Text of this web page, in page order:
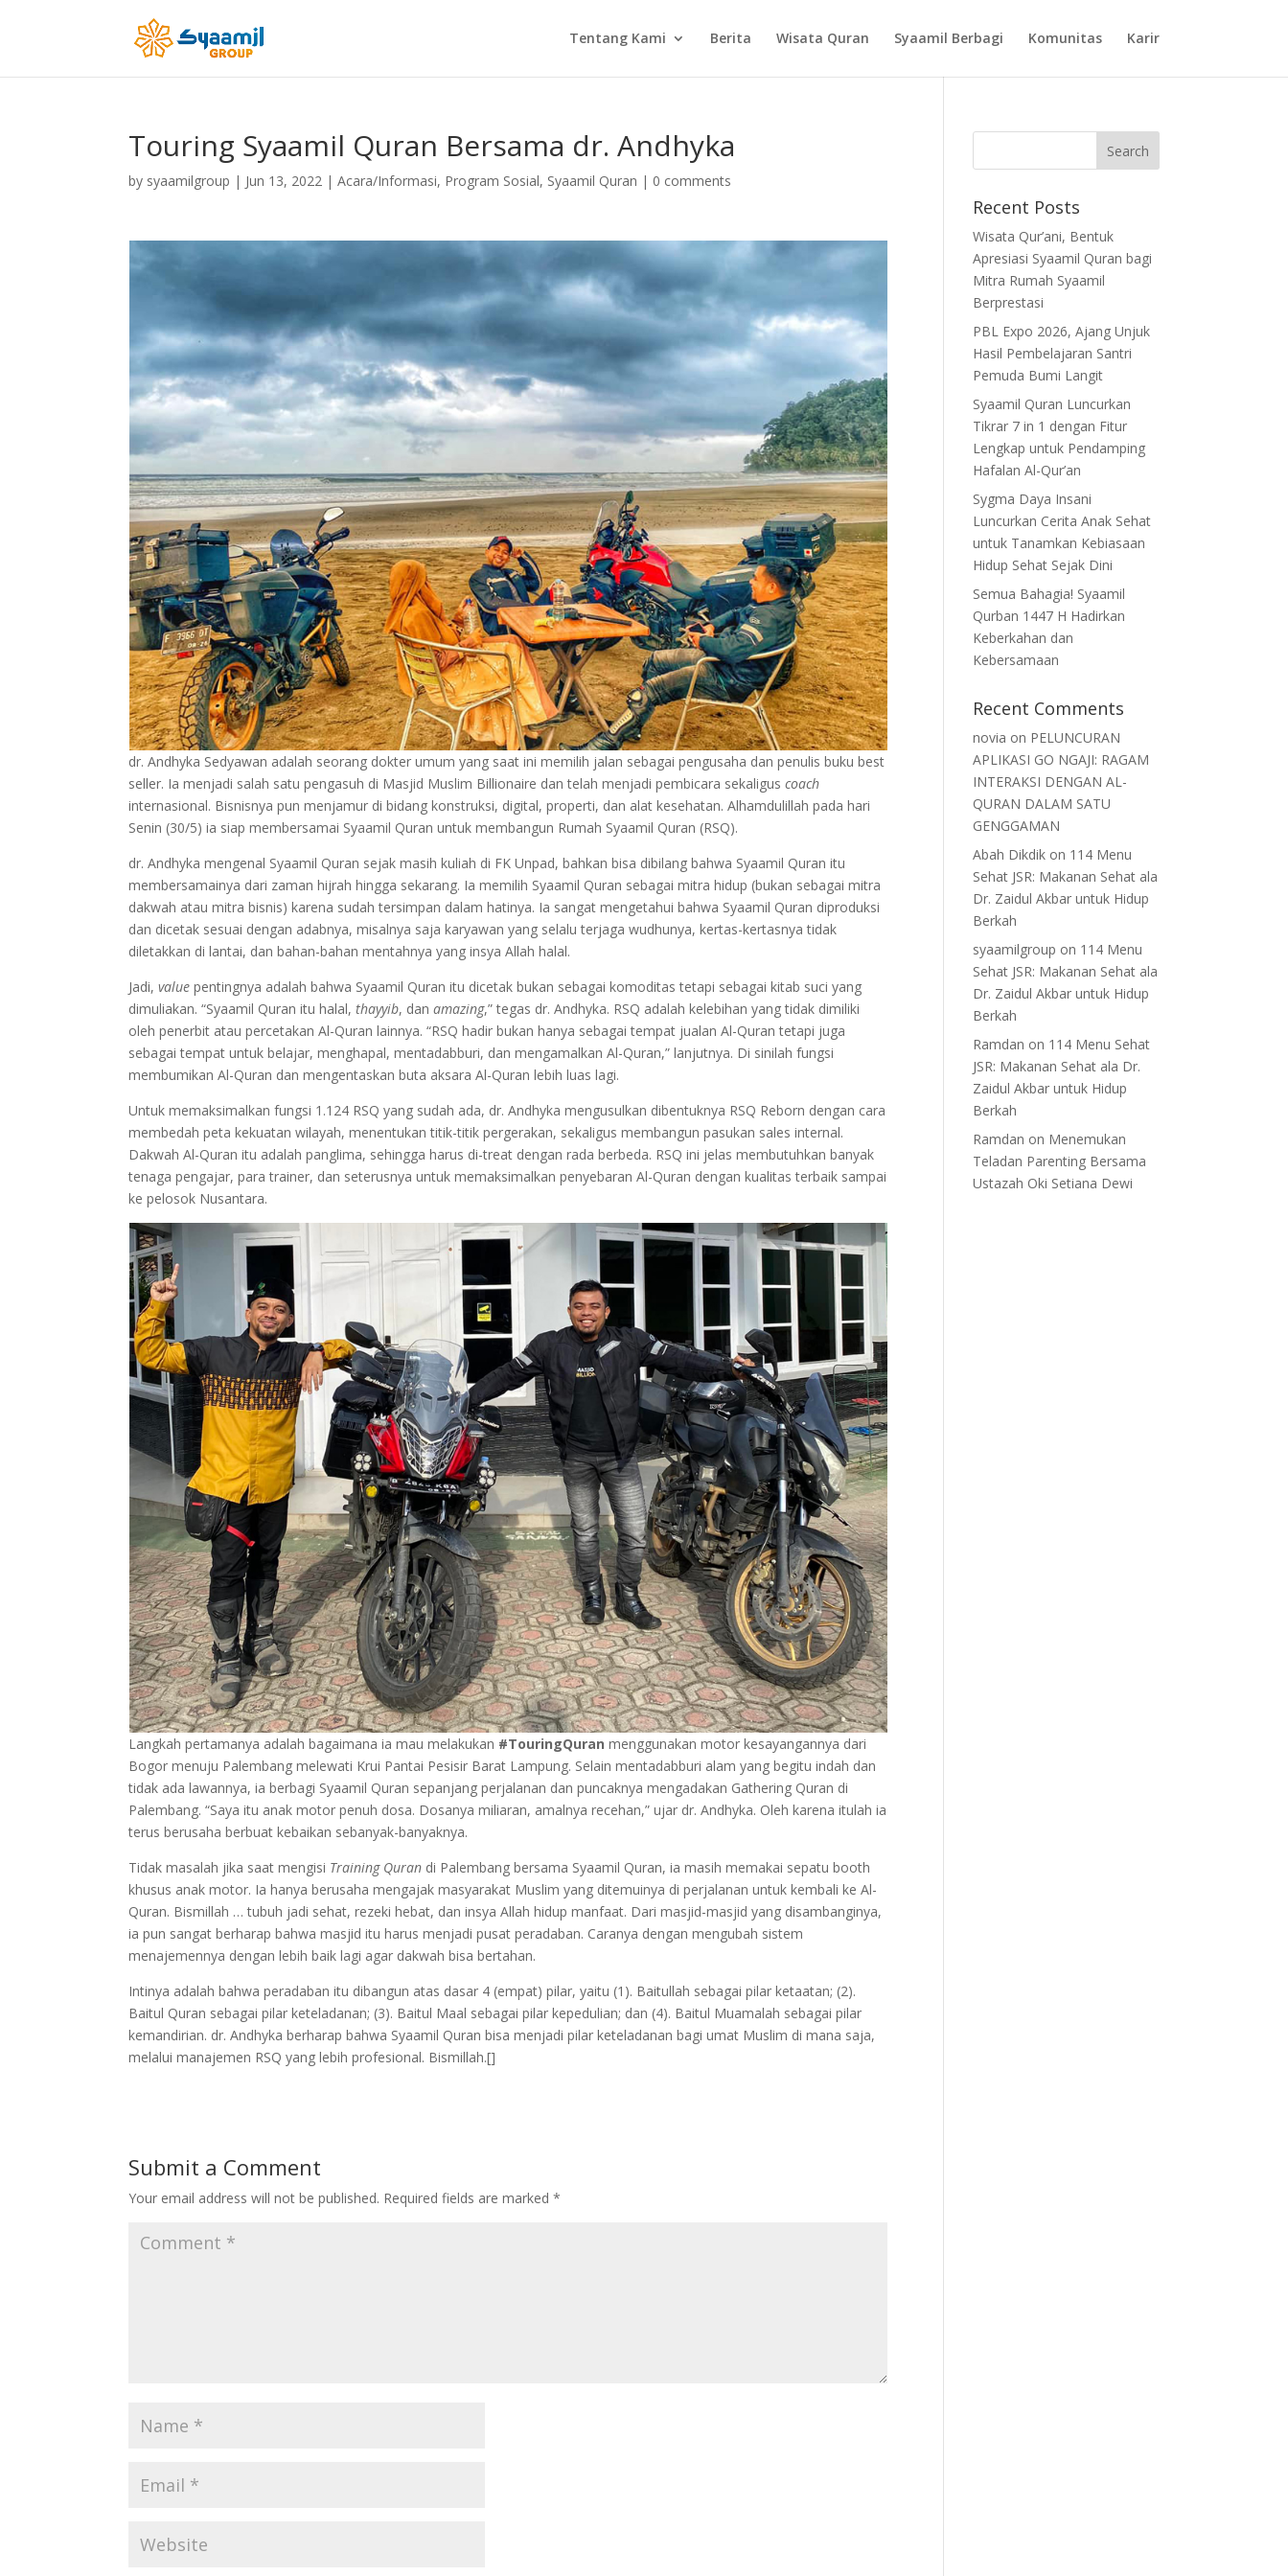
Tentang Kami Berita Wisata Quran Syaamil Berbagi Komunitas Karir
Touring Syaamil Quran Bersama dr. Andhyka
by syaamilgroup | Jun 13, 2022 |Acara/Informasi, Program Sosial, Syaamil Quran | 0 comments
dr. Andhyka Sedyawan adalah seorang dokter umum yang saat ini memilih jalan sebagai pengusaha dan penulis buku best
seller. Ia menjadi salah satu pengasuh di Masjid Muslim Billionaire dan telah menjadi pembicara sekaliguscoach
internasional. Bisnisnya pun menjamur di bidang konstruksi, digital, properti, dan alat kesehatan. Alhamdulillah pada hari
Senin (30/5) ia siap membersamai Syaamil Quran untuk membangun Rumah Syaamil Quran (RSQ).
dr. Andhyka mengenal Syaamil Quran sejak masih kuliah di FK Unpad, bahkan bisa dibilang bahwa Syaamil Quran itu
membersamainya dari zaman hijrah hingga sekarang. Ia memilih Syaamil Quran sebagai mitra hidup (bukan sebagai mitra
dakwah atau mitra bisnis) karena sudah tersimpan dalam hatinya. Ia sangat mengetahui bahwa Syaamil Quran diproduksi
dan dicetak sesuai dengan adabnya, misalnya saja karyawan yang selalu terjaga wudhunya, kertas-kertasnya tidak
diletakkan di lantai, dan bahan-bahan mentahnya yang insya Allah halal.
Jadi,value pentingnya adalah bahwa Syaamil Quran itu dicetak bukan sebagai komoditas tetapi sebagai kitab suci yang
dimuliakan. “Syaamil Quran itu halal,thayyib, danamazing,” tegas dr. Andhyka. RSQ adalah kelebihan yang tidak dimiliki
oleh penerbit atau percetakan Al-Quran lainnya. “RSQ hadir bukan hanya sebagai tempat jualan Al-Quran tetapi juga
sebagai tempat untuk belajar, menghapal, mentadabburi, dan mengamalkan Al-Quran,” lanjutnya. Di sinilah fungsi
membumikan Al-Quran dan mengentaskan buta aksara Al-Quran lebih luas lagi.
Untuk memaksimalkan fungsi 1.124 RSQ yang sudah ada, dr. Andhyka mengusulkan dibentuknya RSQ Reborn dengan cara
membedah peta kekuatan wilayah, menentukan titik-titik pergerakan, sekaligus membangun pasukan sales internal.
Dakwah Al-Quran itu adalah panglima, sehingga harus di-treat dengan rada berbeda. RSQ ini jelas membutuhkan banyak
tenaga pengajar, para trainer, dan seterusnya untuk memaksimalkan penyebaran Al-Quran dengan kualitas terbaik sampai
ke pelosok Nusantara.
Langkah pertamanya adalah bagaimana ia mau melakukan #TouringQuran menggunakan motor kesayangannya dari
Bogor menuju Palembang melewati Krui Pantai Pesisir Barat Lampung. Selain mentadabburi alam yang begitu indah dan
tidak ada lawannya, ia berbagi Syaamil Quran sepanjang perjalanan dan puncaknya mengadakan Gathering Quran di
Palembang. “Saya itu anak motor penuh dosa. Dosanya miliaran, amalnya recehan,” ujar dr. Andhyka. Oleh karena itulah ia
terus berusaha berbuat kebaikan sebanyak-banyaknya.
Tidak masalah jika saat mengisi Training Quran di Palembang bersama Syaamil Quran, ia masih memakai sepatu booth
khusus anak motor. Ia hanya berusaha mengajak masyarakat Muslim yang ditemuinya di perjalanan untuk kembali ke Al-
Quran. Bismillah … tubuh jadi sehat, rezeki hebat, dan insya Allah hidup manfaat. Dari masjid-masjid yang disambanginya,
ia pun sangat berharap bahwa masjid itu harus menjadi pusat peradaban. Caranya dengan mengubah sistem
menajemennya dengan lebih baik lagi agar dakwah bisa bertahan.
Intinya adalah bahwa peradaban itu dibangun atas dasar 4 (empat) pilar, yaitu (1). Baitullah sebagai pilar ketaatan; (2).
Baitul Quran sebagai pilar keteladanan; (3). Baitul Maal sebagai pilar kepedulian; dan (4). Baitul Muamalah sebagai pilar
kemandirian. dr. Andhyka berharap bahwa Syaamil Quran bisa menjadi pilar keteladanan bagi umat Muslim di mana saja,
melalui manajemen RSQ yang lebih profesional. Bismillah.[]
Submit a Comment
Your email address will not be published. Required fields are marked*
Recent Posts
Wisata Qur’ani, Bentuk
Apresiasi Syaamil Quran bagi
Mitra Rumah Syaamil
Berprestasi
PBL Expo 2026, Ajang Unjuk
Hasil Pembelajaran Santri
Pemuda Bumi Langit
Syaamil Quran Luncurkan
Tikrar 7 in 1 dengan Fitur
Lengkap untuk Pendamping
Hafalan Al-Qur’an
Sygma Daya Insani
Luncurkan Cerita Anak Sehat
untuk Tanamkan Kebiasaan
Hidup Sehat Sejak Dini
Semua Bahagia! Syaamil
Qurban 1447 H Hadirkan
Keberkahan dan
Kebersamaan
Recent Comments
novia on PELUNCURAN
APLIKASI GO NGAJI: RAGAM
INTERAKSI DENGAN AL-
QURAN DALAM SATU
GENGGAMAN
Abah Dikdik on 114 Menu
Sehat JSR: Makanan Sehat ala
Dr. Zaidul Akbar untuk Hidup
Berkah
syaamilgroup on 114 Menu
Sehat JSR: Makanan Sehat ala
Dr. Zaidul Akbar untuk Hidup
Berkah
Ramdan on 114 Menu Sehat
JSR: Makanan Sehat ala Dr.
Zaidul Akbar untuk Hidup
Berkah
Ramdan on Menemukan
Teladan Parenting Bersama
Ustazah Oki Setiana Dewi